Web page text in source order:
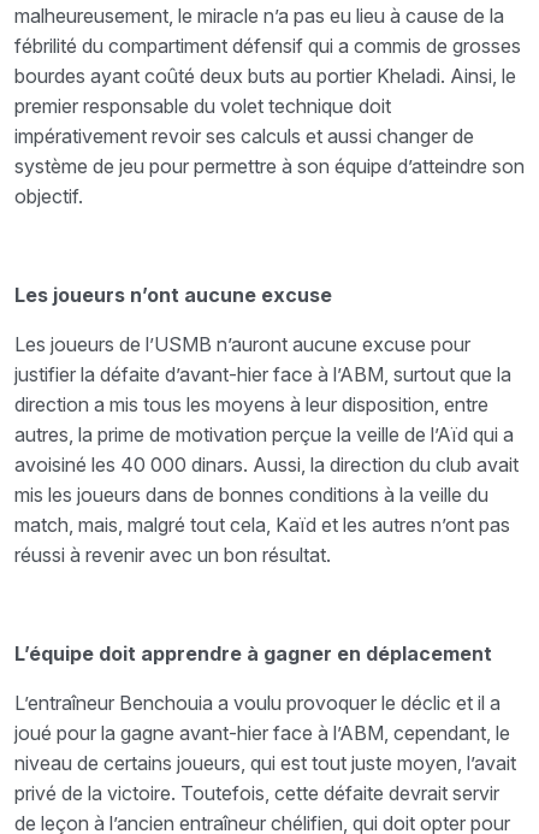
malheureusement, le miracle n’a pas eu lieu à cause de la
fébrilité du compartiment défensif qui a commis de grosses
bourdes ayant coûté deux buts au portier Kheladi. Ainsi, le
premier responsable du volet technique doit
impérativement revoir ses calculs et aussi changer de
système de jeu pour permettre à son équipe d’atteindre son
objectif.
Les joueurs n’ont aucune excuse
Les joueurs de l’USMB n’auront aucune excuse pour
justifier la défaite d’avant-hier face à l’ABM, surtout que la
direction a mis tous les moyens à leur disposition, entre
autres, la prime de motivation perçue la veille de l’Aïd qui a
avoisiné les 40 000 dinars. Aussi, la direction du club avait
mis les joueurs dans de bonnes conditions à la veille du
match, mais, malgré tout cela, Kaïd et les autres n’ont pas
réussi à revenir avec un bon résultat.
L’équipe doit apprendre à gagner en déplacement
L’entraîneur Benchouia a voulu provoquer le déclic et il a
joué pour la gagne avant-hier face à l’ABM, cependant, le
niveau de certains joueurs, qui est tout juste moyen, l’avait
privé de la victoire. Toutefois, cette défaite devrait servir
de leçon à l’ancien entraîneur chélifien, qui doit opter pour